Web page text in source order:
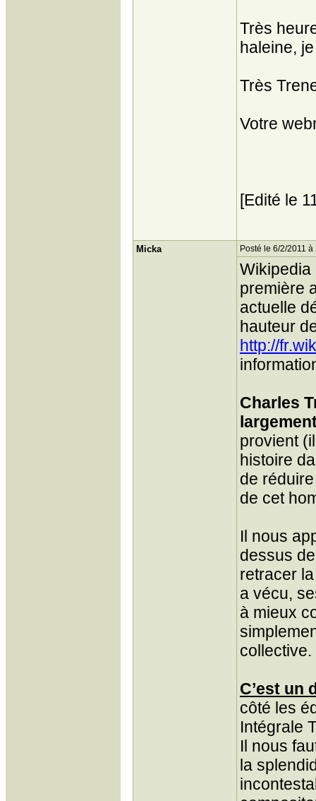
Très
haleine,
Très
Votre
[Edité le
Micka Posté le 6/2/2011 à
Wikipedia
première
actuelle
hauteur
http://
Charles
provient
histoire
de
de cet
Il nous
dessus
retracer
a vécu,
à mieux
collective.
C’est un
côté les
Intégrale
Il nous
la